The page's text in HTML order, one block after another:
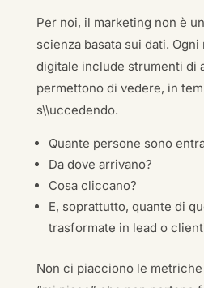
Per noi, il marketing non è
scienza basata sui dati.
digitale include strumenti di
permettono di vedere, in
s\\uccedendo.
Quante persone sono
Da dove arrivano?
Cosa cliccano?
E, soprattutto, quante di
trasformate in lead o
Non ci piacciono le